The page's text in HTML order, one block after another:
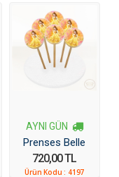
AYNI GÜN
Prenses Belle
Resimli Kurabiye
720,00 TL
Ürün Kodu : 4197